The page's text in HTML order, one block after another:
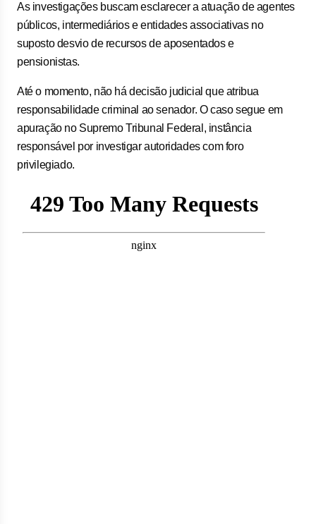
As investigações buscam esclarecer a atuação de agentes
públicos, intermediários e entidades associativas no
suposto desvio de recursos de aposentados e
pensionistas.
Até o momento, não há decisão judicial que atribua
responsabilidade criminal ao senador. O caso segue em
apuração no Supremo Tribunal Federal, instância
responsável por investigar autoridades com foro
privilegiado.